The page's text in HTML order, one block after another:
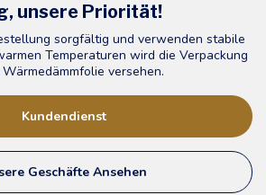
unsere Priorität!
sorgfältig und verwenden stabile
Temperaturen wird die Verpackung
versehen.
Kundendienst
Geschäfte Ansehen